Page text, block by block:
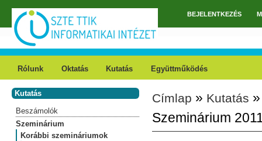
Ugrás a tartalomra
FőmenüBEJELENTKEZÉS
Rólunk Oktatás Kutatás Együttműködés
Jelenlegi hely
Címlap » Kutatás
Szeminárium
Kutatás
Beszámolók
Szeminárium
Korábbi szemináriumok